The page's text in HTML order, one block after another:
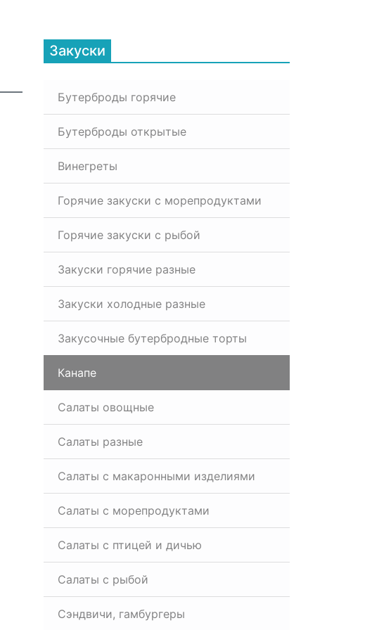
Закуски
Бутерброды горячие
Бутерброды открытые
Винегреты
Горячие закуски с морепродуктами
Горячие закуски с рыбой
Закуски горячие разные
Закуски холодные разные
Закусочные бутербродные торты
Канапе
Салаты овощные
Салаты разные
Салаты с макаронными изделиями
Салаты с морепродуктами
Салаты с птицей и дичью
Салаты с рыбой
Сэндвичи, гамбургеры